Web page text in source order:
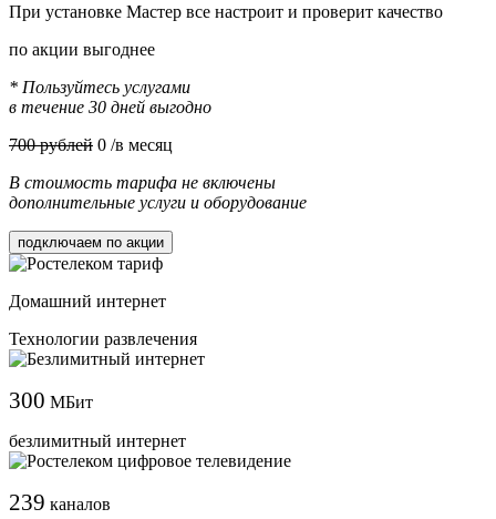
При установке Мастер все настроит и проверит качество
по акции выгоднее
* Пользуйтесь услугами
в течение 30 дней выгодно
700 рублей 0 /в месяц
В стоимость тарифа не включены
дополнительные услуги и оборудование
подключаем по акции
Домашний интернет
Технологии развлечения
300 МБит
безлимитный интернет
239 каналов